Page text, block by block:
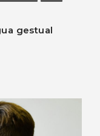
gestual